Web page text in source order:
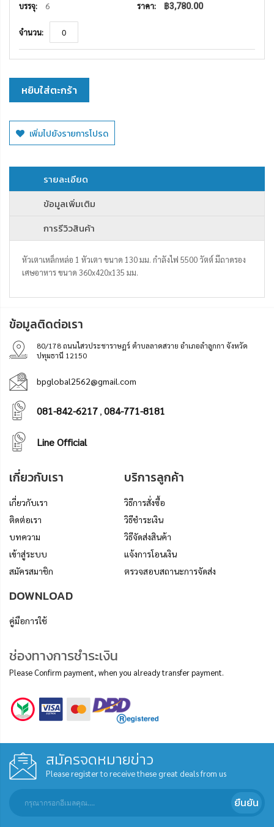
6 ฿3,780.00
หยิบใส่ตะกร้า
เพิ่มไปยังรายการโปรด
รายละเอียด
ข้อมูลเพิ่มเติม
การรีวิวสินค้า
หัวเตาเหล็กหล่อ 1 หัวเตา ขนาด 130 มม. กำลังไฟ 5500 วัตต์ มีถาดรอง
เศษอาหาร ขนาด 360x420x135 มม.
ข้อมูลติดต่อเรา
80/178 ถนนไสวประชาราษฎร์ ตำบลลาดสวาย อำเภอลำลูกกา จังหวัด
ปทุมธานี 12150
bpglobal2562@gmail.com
081-842-6217 , 084-771-8181
Line Official
เกี่ยวกับเรา
เกี่ยวกับเรา
ติดต่อเรา
บทความ
เข้าสู่ระบบ
สมัครสมาชิก
บริการลูกค้า
วิธีการสั่งซื้อ
วิธีชำระเงิน
วิธีจัดส่งสินค้า
แจ้งการโอนเงิน
ตรวจสอบสถานะการจัดส่ง
DOWNLOAD
คู่มือการใช้
ช่องทางการชำระเงิน
Please Confirm payment, when you already transfer payment.
สมัครจดหมายข่าว
Please register to receive these great deals from us
ยืนยัน